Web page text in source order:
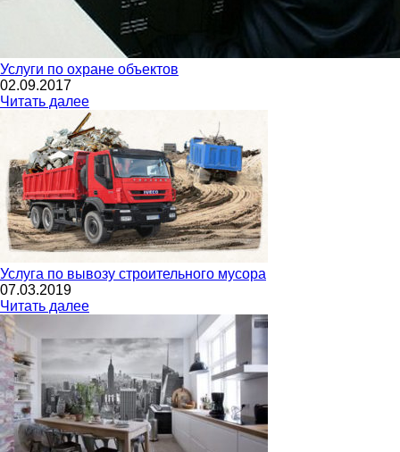
Услуги по охране объектов
02.09.2017
Читать далее
Услуга по вывозу строительного мусора
07.03.2019
Читать далее